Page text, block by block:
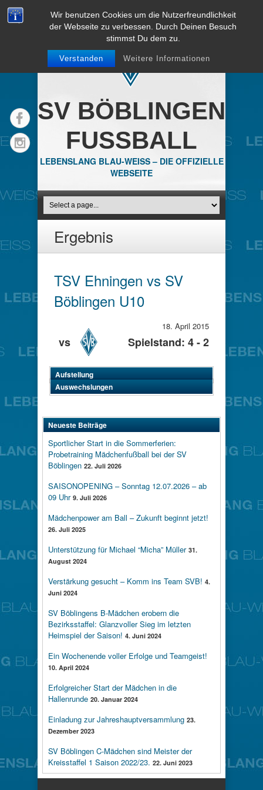
Wir benutzen Cookies um die Nutzerfreundlichkeit
der Webseite zu verbessen. Durch Deinen Besuch
stimmst Du dem zu.
Verstanden Weitere Informationen
SV BÖBLINGEN
FUSSBALL
LEBENSLANG BLAU-WEISS – DIE OFFIZIELLE
WEBSEITE
Ergebnis
TSV Ehningen vs SV
Böblingen U10
vs
18. April 2015
Spielstand: 4 - 2
Aufstellung
Auswechslungen
Neueste Beiträge
Sportlicher Start in die Sommerferien:
Probetraining Mädchenfußball bei der SV
Böblingen 22. Juli 2026
SAISONOPENING – Sonntag 12.07.2026 – ab
09 Uhr 9. Juli 2026
Mädchenpower am Ball – Zukunft beginnt jetzt!
26. Juli 2025
Unterstützung für Michael “Micha” Müller 31.
August 2024
Verstärkung gesucht – Komm ins Team SVB! 4.
Juni 2024
SV Böblingens B-Mädchen erobern die
Bezirksstaffel: Glanzvoller Sieg im letzten
Heimspiel der Saison! 4. Juni 2024
Ein Wochenende voller Erfolge und Teamgeist!
10. April 2024
Erfolgreicher Start der Mädchen in die
Hallenrunde 20. Januar 2024
Einladung zur Jahreshauptversammlung 23.
Dezember 2023
SV Böblingen C-Mädchen sind Meister der
Kreisstaffel 1 Saison 2022/23. 22. Juni 2023